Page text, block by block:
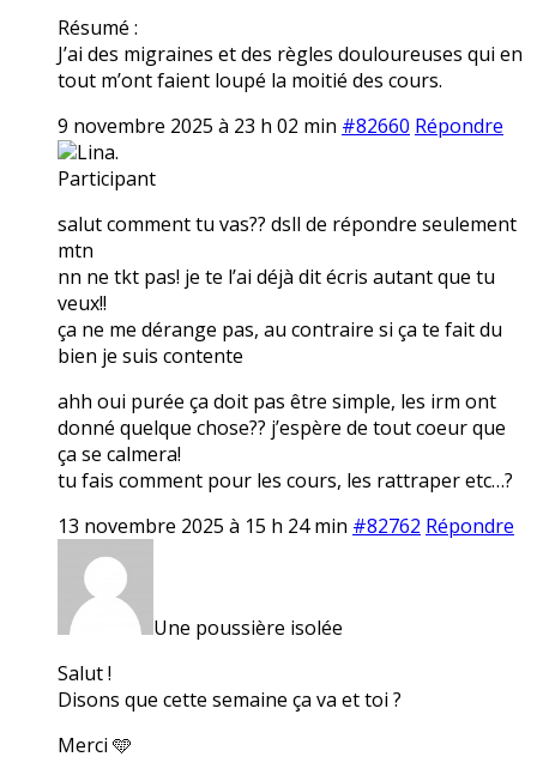
Résumé :
J’ai des migraines et des règles douloureuses qui en
tout m’ont faient loupé la moitié des cours.
9 novembre 2025 à 23 h 02 min #82660 Répondre
Lina.
Participant
salut comment tu vas?? dsll de répondre seulement
mtn
nn ne tkt pas! je te l’ai déjà dit écris autant que tu
veux!!
ça ne me dérange pas, au contraire si ça te fait du
bien je suis contente
ahh oui purée ça doit pas être simple, les irm ont
donné quelque chose?? j’espère de tout coeur que
ça se calmera!
tu fais comment pour les cours, les rattraper etc…?
13 novembre 2025 à 15 h 24 min #82762 Répondre
Une poussière isolée
Salut !
Disons que cette semaine ça va et toi ?
Merci 🩵